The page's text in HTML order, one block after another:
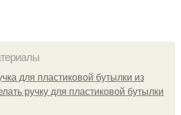
для пластиковой бутылки из
ручку для пластиковой бутылки